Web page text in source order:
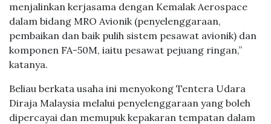
menjalinkan kerjasama dengan Kemalak Aerospace
dalam bidang MRO Avionik (penyelenggaraan,
pembaikan dan baik pulih sistem pesawat avionik) dan
komponen FA-50M, iaitu pesawat pejuang ringan,”
katanya.
Beliau berkata usaha ini menyokong Tentera Udara
Diraja Malaysia melalui penyelenggaraan yang boleh
dipercayai dan memupuk kepakaran tempatan dalam